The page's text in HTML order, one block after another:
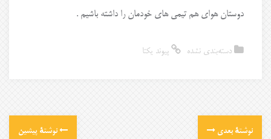
دوستان هوای هم تیمی های خودمان را داشته باشیم .
دسته‌بندی نشده پیوند یکتا
نوشتهٔ پیشین نوشتهٔ بعدی